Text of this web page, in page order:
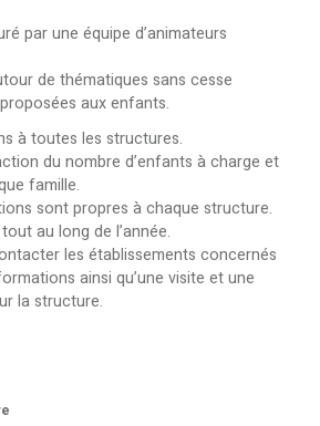
par une équipe d’animateurs
de thématiques sans cesse
aux enfants.
à toutes les structures.
du nombre d’enfants à charge et
famille.
sont propres à chaque structure.
au long de l’année.
les établissements concernés
ainsi qu’une visite et une
la structure.